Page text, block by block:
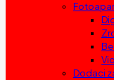
Dodaci